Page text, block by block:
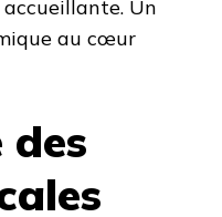
Un
au cœur
des